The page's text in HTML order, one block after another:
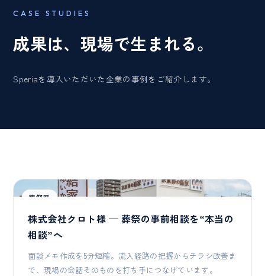
CASE STUDIES
成果は、現場で生まれる。
Speriaを導入いただいた企業の事例をご紹介します。
葬祭業
株式会社クロト様 — 葬祭の事前相談を“本当の
相談”へ
面談メモ作成を5分短縮。流入経路の把握からチラシ改善ま
で、現場の会話そのものを打ち手につなげています。